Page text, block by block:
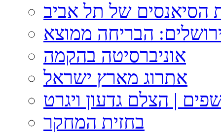
של תל אביב
הבריחה ממוצא
אוניברסיטה בהקמה
אתרוג מארץ ישראל
| הצלם גדעון ויגרט
בחזית המחקר